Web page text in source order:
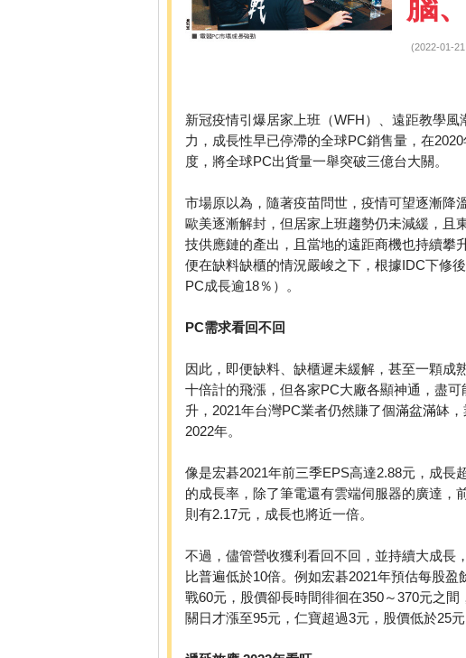
(2022-01-
新冠疫情引爆居家上班（WFH）、遠距教學
力，成長性早已停滯的全球PC銷售量，在
度，將全球PC出貨量一舉突破三億台大關。
市場原以為，隨著疫苗問世，疫情可望逐漸降
歐美逐漸解封，但居家上班趨勢仍未減緩，且
技供應鏈的產出，且當地的遠距商機也持續攀
便在缺料缺櫃的情況嚴峻之下，根據IDC下修
PC成長逾18％）。
PC需求看回不回
因此，即便缺料、缺櫃遲未緩解，甚至一顆成
十倍計的飛漲，但各家PC大廠各顯神通，盡
升，2021年台灣PC業者仍然賺了個滿盆滿缽
2022年。
像是宏碁2021年前三季EPS高達2.88元，成長
的成長率，除了筆電還有雲端伺服器的廣達，
則有2.17元，成長也將近一倍。
不過，儘管營收獲利看回不回，並持續大成長
比普遍低於10倍。例如宏碁2021年預估每股
戰60元，股價卻長時間徘徊在350～370元之
關日才漲至95元，仁寶超過3元，股價低於25元